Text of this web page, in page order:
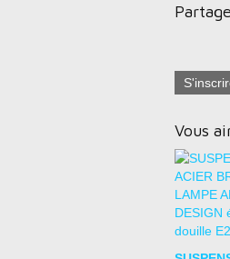
Vous